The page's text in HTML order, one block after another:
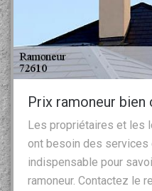
Prix ramoneur bien
Les propriétaires et les
ont besoin des services
indispensable pour
ramoneur. Contactez le